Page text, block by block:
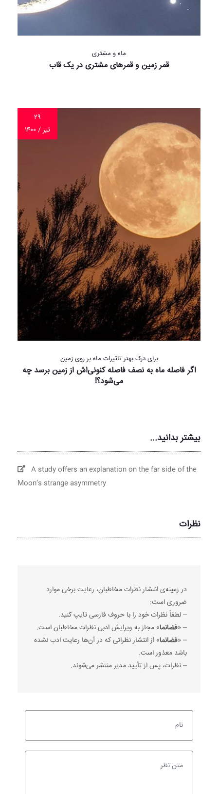
ماه و مشتری
قمر زمین و قمرهای مشتری در یک قاب
۲۹
تیر / ۱۴۰۰
برای درک بهتر تاثیرات ماه بر روی زمین
اگر فاصله ماه به نصف فاصله کنونی‌اش از زمین برسد چه
می‌شود؟!
بیشتر بدانید...
A study offers an explanation on the far side of the
Moon’s strange asymmetry
نظرات
در زمینه‌ی انتشار نظرات مخاطبان، رعایت برخی موارد
ضروری است:
-- لطفاً نظرات خود را با حروف فارسی تایپ کنید.
-- «فضانما» مجاز به ویرایش ادبی نظرات مخاطبان است.
-- «فضانما» از انتشار نظراتی که در آن‌ها رعایت ادب نشده
باشد معذور است.
-- نظرات، پس از تأیید مدیر منتشر می‌شوند.